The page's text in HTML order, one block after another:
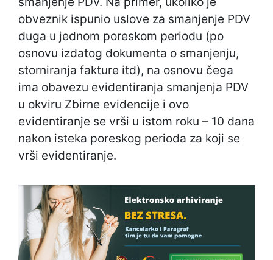
obveznik ispunio uslove za smanjenje PDV
duga u jednom poreskom periodu (po
osnovu izdatog dokumenta o smanjenju,
storniranja fakture itd), na osnovu čega
ima obavezu evidentiranja smanjenja PDV
u okviru Zbirne evidencije i ovo
evidentiranje se vrši u istom roku – 10 dana
nakon isteka poreskog perioda za koji se
vrši evidentiranje.